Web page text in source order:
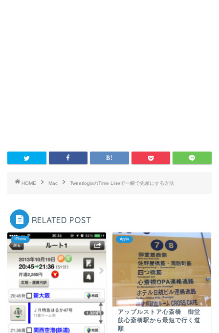
HOME Mac TweetlogixのTime Lineで一瞬で先頭にする方法
RELATED POST
iPhone Apple
アップルストア心斎橋 御堂
筋心斎橋駅から最短で行く道
順